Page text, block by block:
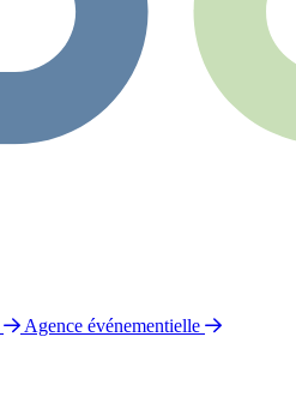
Agence événementielle